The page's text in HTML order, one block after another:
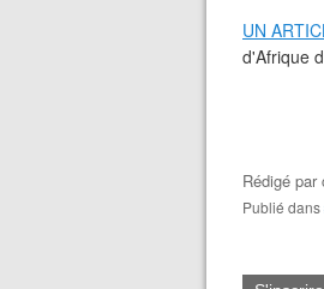
UN
d'Afrique
Rédigé par
Publié dans